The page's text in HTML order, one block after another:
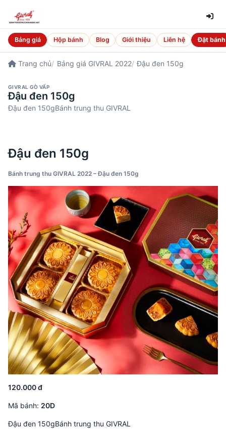
Bảng giá Hộp bánh Blog Giới thiệu Liên hệ Đặt bánh
Trang chủ Bảng giá GIVRAL 2022 Đậu đen 150g
GIVRAL GÒ VẤP
Đậu đen 150g
Đậu đen 150gBánh trung thu GIVRAL
Đậu đen 150g
Bánh trung thu GIVRAL 2022 – Đậu đen 150g
120.000 đ
Mã bánh: 20D
Đậu đen 150gBánh trung thu GIVRAL